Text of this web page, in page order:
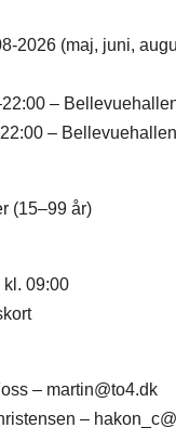
2026 (maj, juni,
–
–
(15–99 år)
09:00
– martin@to4.dk
–